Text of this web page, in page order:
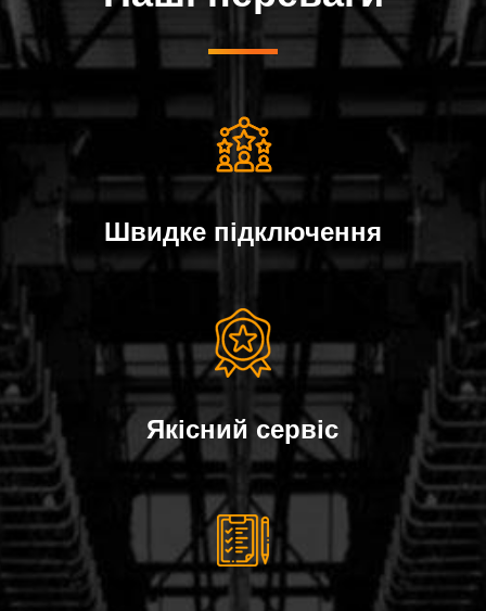
Швидке пiдключення
Якісний сервіс